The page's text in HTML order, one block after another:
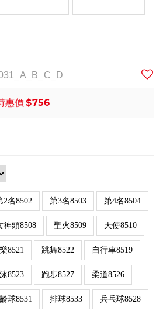
惠價$756
2名8502 第3名8503 第4名8504
神頭8508 聖火8509 天使8510
8521 跳舞8522 自行車8519
8523 跑步8527 柔道8526
球8531 排球8533 兵乓球8528